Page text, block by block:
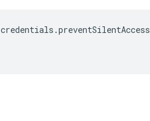
credentials .preventSilentAccess